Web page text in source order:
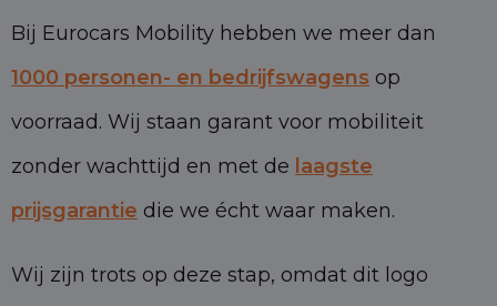
Bij Eurocars Mobility hebben we meer dan
1000 personen- en bedrijfswagens op
voorraad. Wij staan garant voor mobiliteit
zonder wachttijd en met de laagste
prijsgarantie die we écht waar maken.
Wij zijn trots op deze stap, omdat dit logo